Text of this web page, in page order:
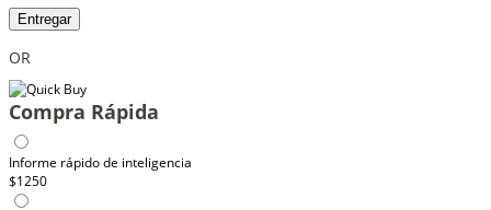
Entregar
OR
Compra Rápida
Informe rápido de inteligencia
$1250